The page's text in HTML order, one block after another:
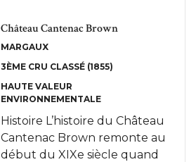
Château Cantenac Brown
MARGAUX
3ÈME CRU CLASSÉ (1855)
HAUTE VALEUR
ENVIRONNEMENTALE
Histoire L’histoire du Château
Cantenac Brown remonte au
début du XIXe siècle quand